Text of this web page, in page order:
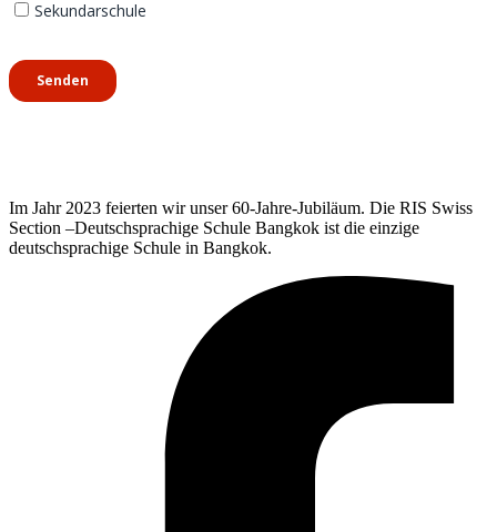
Im Jahr 2023 feierten wir unser 60-Jahre-Jubiläum. Die RIS Swiss
Section –Deutschsprachige Schule Bangkok ist die einzige
deutschsprachige Schule in Bangkok.